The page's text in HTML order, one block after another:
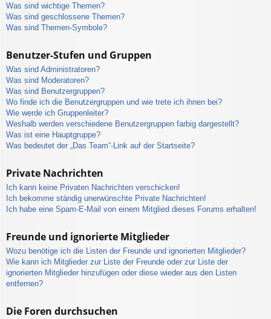
Was sind wichtige Themen?
Was sind geschlossene Themen?
Was sind Themen-Symbole?
Benutzer-Stufen und Gruppen
Was sind Administratoren?
Was sind Moderatoren?
Was sind Benutzergruppen?
Wo finde ich die Benutzergruppen und wie trete ich ihnen bei?
Wie werde ich Gruppenleiter?
Weshalb werden verschiedene Benutzergruppen farbig dargestellt?
Was ist eine Hauptgruppe?
Was bedeutet der „Das Team“-Link auf der Startseite?
Private Nachrichten
Ich kann keine Privaten Nachrichten verschicken!
Ich bekomme ständig unerwünschte Private Nachrichten!
Ich habe eine Spam-E-Mail von einem Mitglied dieses Forums erhalten!
Freunde und ignorierte Mitglieder
Wozu benötige ich die Listen der Freunde und ignorierten Mitglieder?
Wie kann ich Mitglieder zur Liste der Freunde oder zur Liste der
ignorierten Mitglieder hinzufügen oder diese wieder aus den Listen
entfernen?
Die Foren durchsuchen